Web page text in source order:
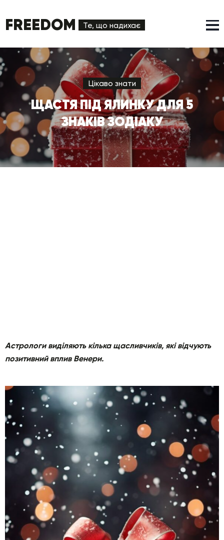
FREEDOM Те, що надихає
Цікаво знати
ЩАСТЯ ПІД ЯЛИНКУ ДЛЯ 5
ЗНАКІВ ЗОДІАКУ
Астрологи виділяють кілька щасливчиків, які відчують
позитивний вплив Венери.